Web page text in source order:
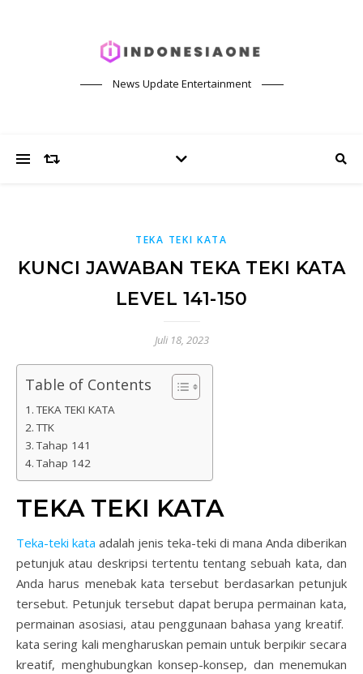
News Update Entertainment
TEKA TEKI KATA
KUNCI JAWABAN TEKA TEKI KATA
LEVEL 141-150
Juli 18, 2023
Table of Contents
TEKA TEKI KATA
TTK
Tahap 141
Tahap 142
TEKA TEKI KATA
Teka-teki kata adalah jenis teka-teki di mana Anda diberikan
petunjuk atau deskripsi tertentu tentang sebuah kata, dan
Anda harus menebak kata tersebut berdasarkan petunjuk
tersebut. Petunjuk tersebut dapat berupa permainan kata,
permainan asosiasi, atau penggunaan bahasa yang kreatif.
kata sering kali mengharuskan pemain untuk berpikir secara
kreatif, menghubungkan konsep-konsep, dan menemukan